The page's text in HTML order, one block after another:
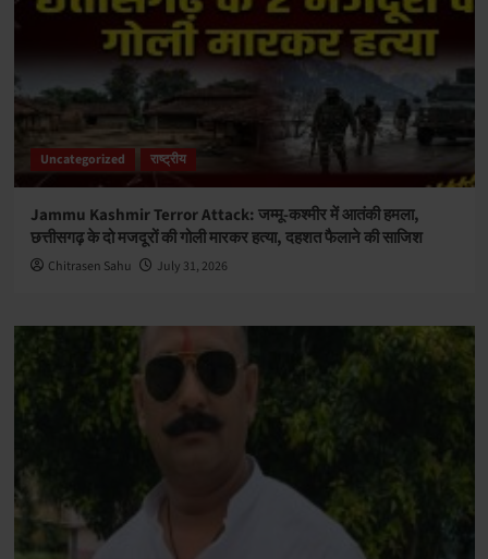
Uncategorized राष्ट्रीय
Jammu Kashmir Terror Attack: जम्मू-कश्मीर में आतंकी हमला,
छत्तीसगढ़ के दो मजदूरों की गोली मारकर हत्या, दहशत फैलाने की साजिश
Chitrasen Sahu July 31, 2026